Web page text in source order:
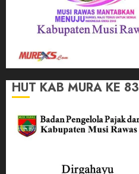
HUT KAB MURA KE 83